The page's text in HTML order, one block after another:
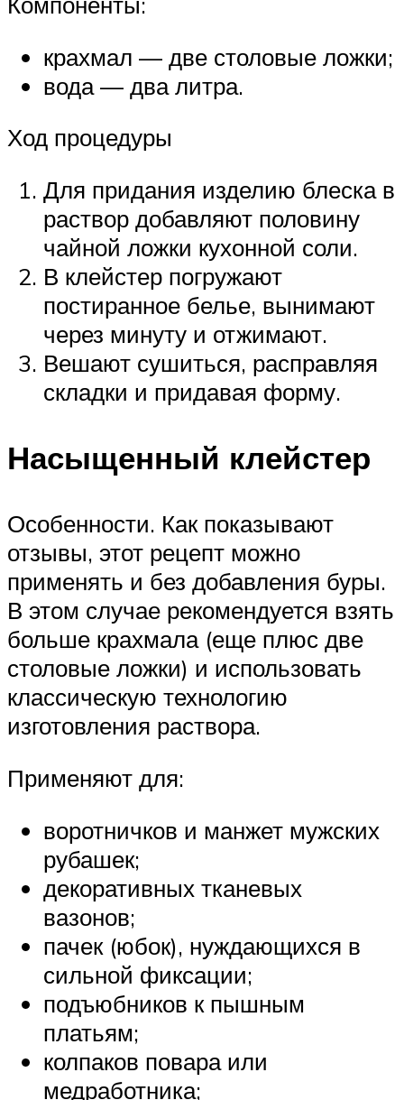
крахмал — две столовые ложки;
вода — два литра.
Ход процедуры
Для придания изделию блеска в
раствор добавляют половину
чайной ложки кухонной соли.
В клейстер погружают
постиранное белье, вынимают
через минуту и отжимают.
Вешают сушиться, расправляя
складки и придавая форму.
Насыщенный клейстер
Особенности. Как показывают
отзывы, этот рецепт можно
применять и без добавления буры.
В этом случае рекомендуется взять
больше крахмала (еще плюс две
столовые ложки) и использовать
классическую технологию
изготовления раствора.
Применяют для:
воротничков и манжет мужских
рубашек;
декоративных тканевых
вазонов;
пачек (юбок), нуждающихся в
сильной фиксации;
подъюбников к пышным
платьям;
колпаков повара или
медработника;